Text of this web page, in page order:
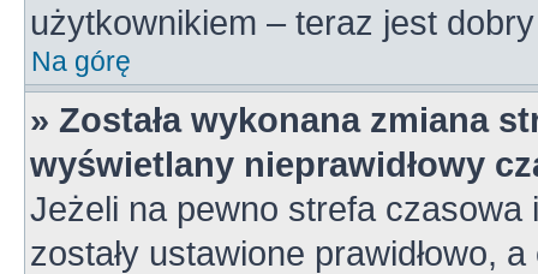
użytkownikiem – teraz jest
Na górę
» Została wykonana zmiana
wyświetlany nieprawidłowy
Jeżeli na pewno strefa
zostały ustawione prawidłowo,